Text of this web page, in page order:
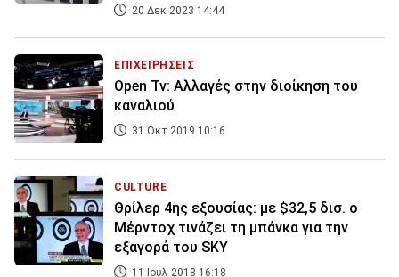
20 Δεκ 2023 14:44
ΕΠΙΧΕΙΡΗΣΕΙΣ
Open Tv: Αλλαγές στην διοίκηση του
καναλιού
31 Οκτ 2019 10:16
CULTURE
Θρίλερ 4ης εξουσίας: με $32,5 δισ. ο
Μέρντοχ τινάζει τη μπάνκα για την
εξαγορά του SKY
11 Ιουλ 2018 16:18